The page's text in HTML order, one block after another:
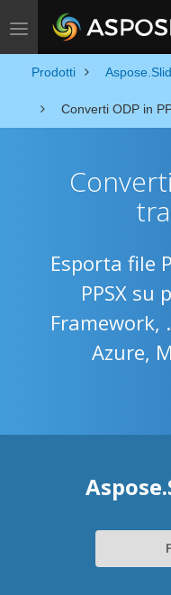
Toggle navigation
Prodotti
Converti ODP in
Esporta file
PPSX su
Framework,
Azure,